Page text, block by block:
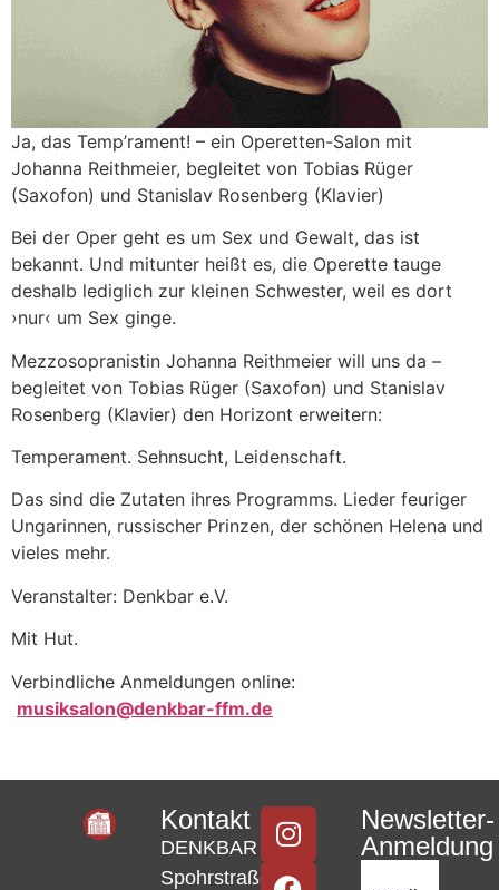
Ja, das Temp’rament! – ein Operetten-Salon mit
Johanna Reithmeier, begleitet von Tobias Rüger
(Saxofon) und Stanislav Rosenberg (Klavier)
Bei der Oper geht es um Sex und Gewalt, das ist
bekannt. Und mitunter heißt es, die Operette tauge
deshalb lediglich zur kleinen Schwester, weil es dort
›nur‹ um Sex ginge.
Mezzosopranistin Johanna Reithmeier will uns da –
begleitet von Tobias Rüger (Saxofon) und Stanislav
Rosenberg (Klavier) den Horizont erweitern:
Temperament. Sehnsucht, Leidenschaft.
Das sind die Zutaten ihres Programms. Lieder feuriger
Ungarinnen, russischer Prinzen, der schönen Helena und
vieles mehr.
Veranstalter: Denkbar e.V.
Mit Hut.
Verbindliche Anmeldungen online:
musiksalon@denkbar-ffm.de
Kontakt
DENKBAR
Spohrstraße
Newsletter-
Anmeldung